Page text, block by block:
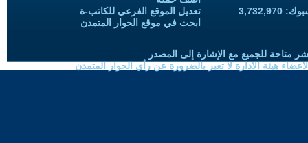
تعديل الموقع الفرعي للكاتب-ة
ابحث في موقع الحوار المتمدن
متاحة للجميع مع الإشارة إلى المصدر
هيئة الادارة لا تعبر بالضرورة عن رأي الحوار المتمدن